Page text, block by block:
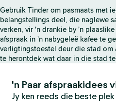
d
Gebruik Tinder om pasmaats met
belangstellings deel, die naglewe
verken, vir 'n drankie by 'n
afspraak in 'n nabygeleë kafee te
verligtingstoestel deur die stad
te herontdek wat daar in die stad
'n Paar afspraakidees
Jy ken reeds die beste